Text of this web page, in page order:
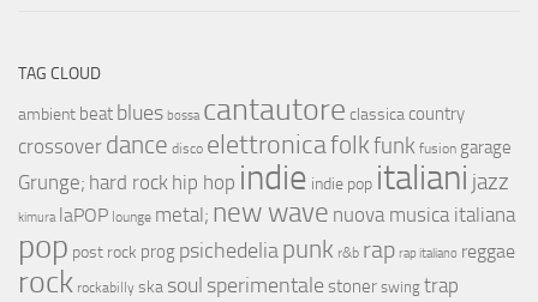
TAG CLOUD
ambient beat blues bossa cantautore classica country
crossover dance disco elettronicafolkfunk fusion garage
Grunge; hard rock hip hop indie indie pop italiani jazz
kimura laPOP lounge metal; new wave nuova musica italiana
pop post rock prog psichedeliapunk r&b rap rap italiano reggae
rock rockabilly ska soul sperimentale stoner swing trap